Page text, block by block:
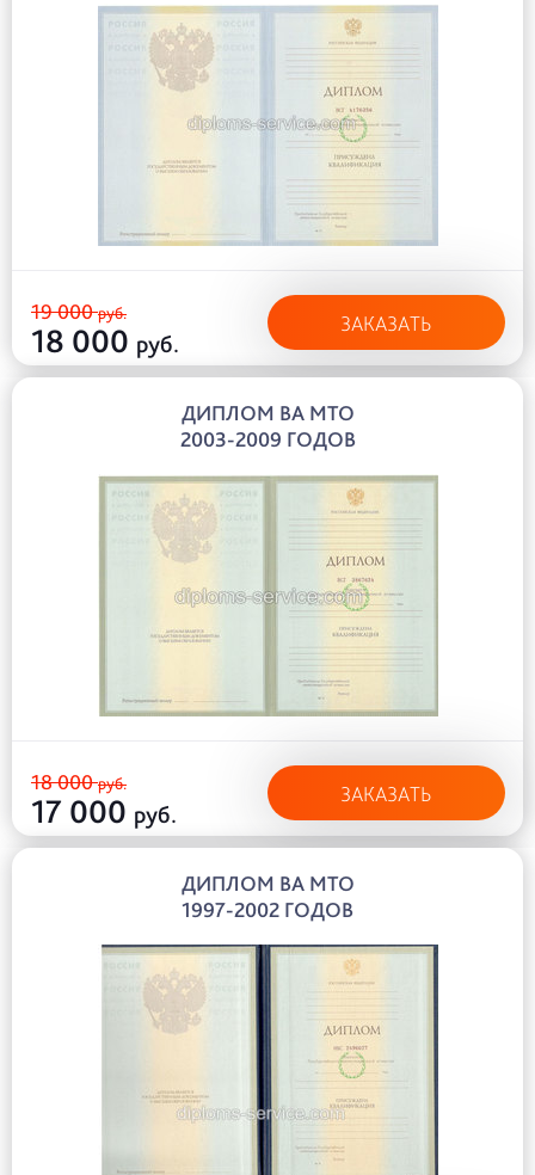
19 000руб.
18 000 руб.
ЗАКАЗАТЬ
ДИПЛОМ ВА МТО
2003-2009 ГОДОВ
18 000руб.
17 000 руб.
ЗАКАЗАТЬ
ДИПЛОМ ВА МТО
1997-2002 ГОДОВ